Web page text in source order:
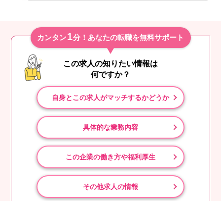
カンタン1分！あなたの転職を無料サポート
この求人の知りたい情報は
何ですか？
自身とこの求人がマッチするかどうか
具体的な業務内容
この企業の働き方や福利厚生
その他求人の情報